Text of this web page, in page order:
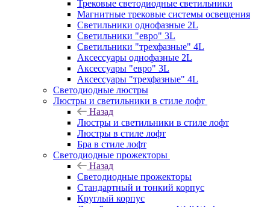
Трековые светодиодные светильники
Магнитные трековые системы освещения
Светильники однофазные 2L
Светильники "евро" 3L
Светильники "трехфазные" 4L
Аксессуары однофазные 2L
Аксессуары "евро" 3L
Аксессуары "трехфазные" 4L
Светодиодные люстры
Люстры и светильники в стиле лофт
Назад
Люстры и светильники в стиле лофт
Люстры в стиле лофт
Бра в стиле лофт
Светодиодные прожекторы
Назад
Светодиодные прожекторы
Стандартный и тонкий корпус
Круглый корпус